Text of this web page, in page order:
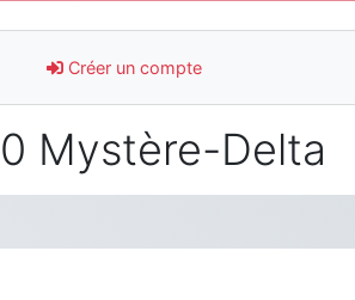
Créer un compte
Mystère-Delta